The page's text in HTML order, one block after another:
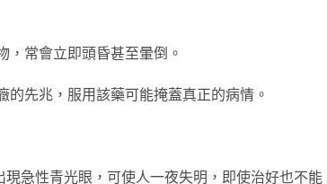
，常會立即頭昏甚至暈倒。
先兆，服用該藥可能掩蓋真正的病情。
急性青光眼，可使人一夜失明，即使治好也不能